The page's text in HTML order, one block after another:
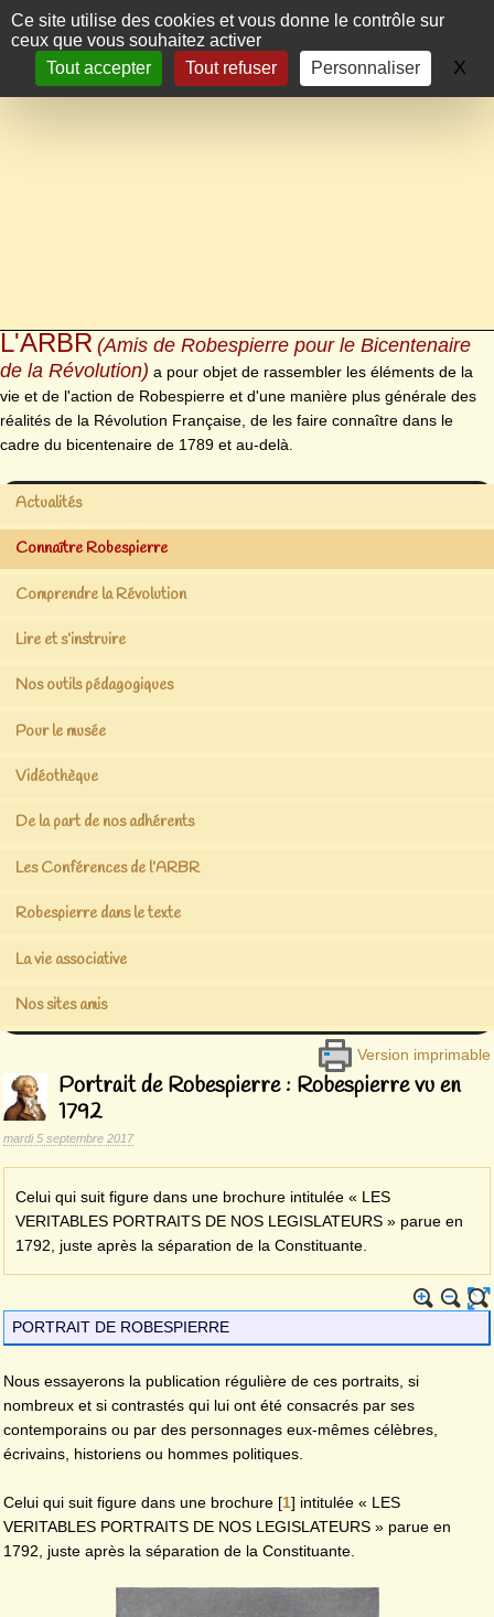
Panneau de gestion des cookies
Ce site utilise des cookies et vous donne le contrôle sur
ceux que vous souhaitez activer
Tout accepter
Tout refuser Personnaliser X
L'ARBR (Amis de Robespierre pour le Bicentenaire
de la Révolution) a pour objet de rassembler les éléments de la
vie et de l'action de Robespierre et d'une manière plus générale des
réalités de la Révolution Française, de les faire connaître dans le
cadre du bicentenaire de 1789 et au-delà.
Actualités
Connaître Robespierre
Comprendre la Révolution
Lire et s’instruire
Nos outils pédagogiques
Pour le musée
Vidéothèque
De la part de nos adhérents
Les Conférences de l’ARBR
Robespierre dans le texte
La vie associative
Nos sites amis
Version imprimable
Portrait de Robespierre : Robespierre vu en
1792
mardi 5 septembre 2017
Celui qui suit figure dans une brochure intitulée « LES
VERITABLES PORTRAITS DE NOS LE­GISLATEURS » parue en
1792, juste après la séparation de la Constituante.
PORTRAIT DE ROBESPIERRE
Nous essayerons la publication régulière de ces portraits, si
nombreux et si contrastés qui lui ont été consacrés par ses
contemporains ou par des personnages eux-mêmes célèbres,
écrivains, historiens ou hommes politiques.
Celui qui suit figure dans une brochure [1] intitulée « LES
VERITABLES PORTRAITS DE NOS LE­GISLATEURS » parue en
1792, juste après la séparation de la Constituante.